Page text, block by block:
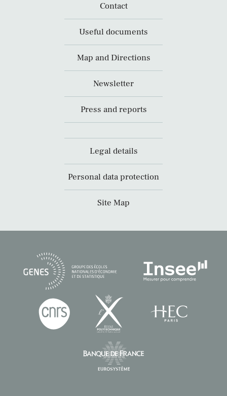
Contact
Useful documents
Map and Directions
Newsletter
Press and reports
Legal details
Personal data protection
Site Map